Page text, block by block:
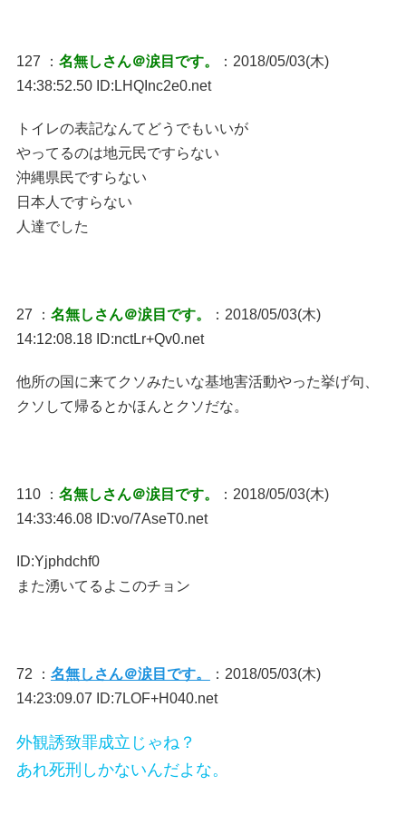
127 ： 名無しさん＠涙目です。
：2018/05/03(木)
14:38:52.50 ID:LHQInc2e0.net
トイレの表記なんてどうでもいいが
やってるのは地元民ですらない
沖縄県民ですらない
日本人ですらない
人達でした
27 ： 名無しさん＠涙目です。
：2018/05/03(木)
14:12:08.18 ID:nctLr+Qv0.net
他所の国に来てクソみたいな基地害活動やった挙げ句、
クソして帰るとかほんとクソだな。
110 ： 名無しさん＠涙目です。
：2018/05/03(木)
14:33:46.08 ID:vo/7AseT0.net
ID:Yjphdchf0
また湧いてるよこのチョン
72 ： 名無しさん＠涙目です。
：2018/05/03(木)
14:23:09.07 ID:7LOF+H040.net
外観誘致罪成立じゃね？
あれ死刑しかないんだよな。